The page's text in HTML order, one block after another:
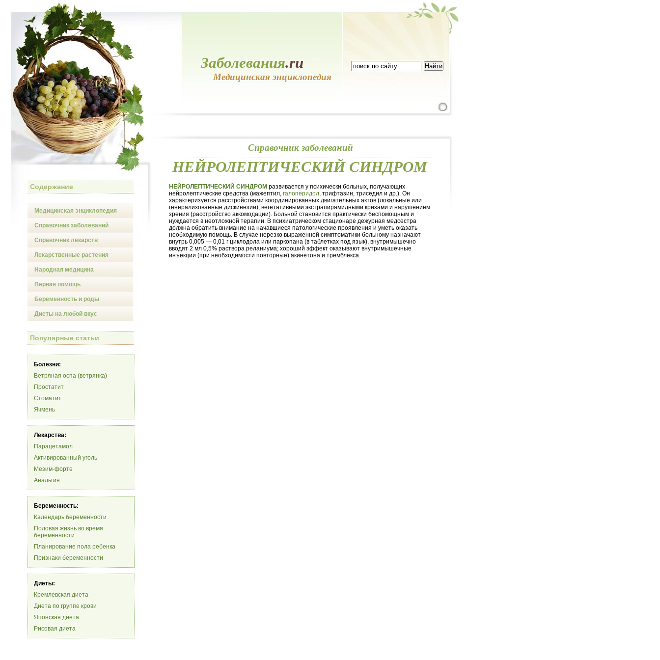
Заболевания.ru
Медицинская энциклопедия
Содержание
Медицинская энциклопедия
Справочник заболеваний
Справочник лекарств
Лекарственные растения
Народная медицина
Первая помощь
Беременность и роды
Диеты на любой вкус
Популярные статьи
Болезни:
Ветряная оспа (ветрянка)
Простатит
Стоматит
Ячмень
Лекарства:
Парацетамол
Активированный уголь
Мезим-форте
Анальгин
Беременность:
Календарь беременности
Половая жизнь во время
беременности
Планирование пола ребенка
Признаки беременности
Диеты:
Кремлевская диета
Диета по группе крови
Японская диета
Рисовая диета
Справочник заболеваний
НЕЙРОЛЕПТИЧЕСКИЙ СИНДРОМ
НЕЙРОЛЕПТИЧЕСКИЙ СИНДРОМ развивается у психически больных, получающих
нейролептические средства (мажептил, галоперидол, трифтазин, триседил и др.). Он
характеризуется расстройствами координированных двигательных актов (локальные или
генерализованные дискинезии), вегетативными экстрапирамидными кризами и нарушением
зрения (расстройство аккомодации). Больной становится практически беспомощным и
нуждается в неотложной терапии. В психиатрическом стационаре дежурная медсестра
должна обратить внимание на начавшиеся патологические проявления и уметь оказать
необходимую помощь. В случае нерезко выраженной симптоматики больному назначают
внутрь 0,005 — 0,01 г циклодола или паркопана (в таблетках под язык), внутримышечно
вводят 2 мл 0,5% раствора реланиума; хороший эффект оказывают внутримышечные
инъекции (при необходимости повторные) акинетона и тремблекса.